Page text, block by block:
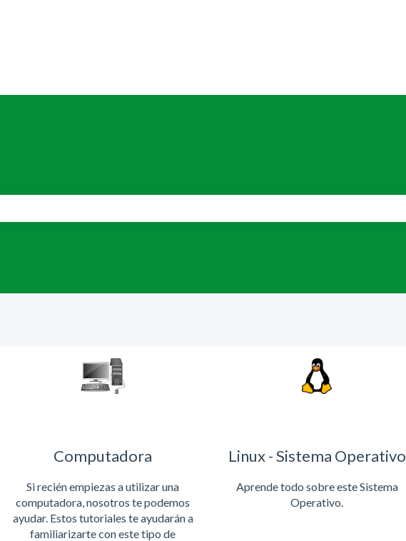
Computadora
Si recién empiezas a utilizar una
computadora, nosotros te podemos
ayudar. Estos tutoriales te ayudarán a
familiarizarte con este tipo de
Linux - Sistema Operativo
Aprende todo sobre este Sistema
Operativo.